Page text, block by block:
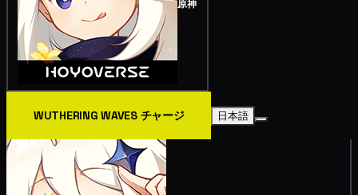
原神
WUTHERING WAVES チャージ 日本語